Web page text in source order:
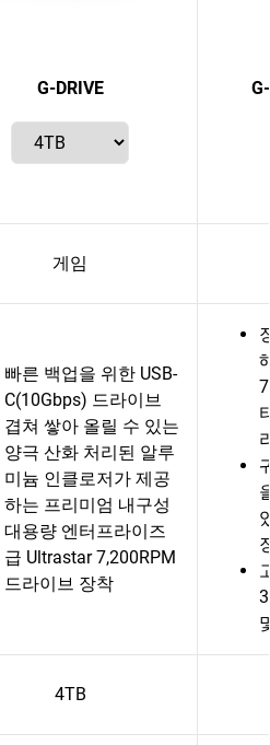
G-DRIVE
게임
빠른 백업을 위한 USB-
C(10Gbps) 드라이브
겹쳐 쌓아 올릴 수 있는
양극 산화 처리된 알루
미늄 인클로저가 제공
하는 프리미엄 내구성
대용량 엔터프라이즈
급 Ultrastar 7,200RPM
드라이브 장착
4TB